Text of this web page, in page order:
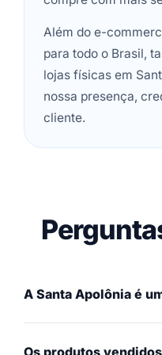
Além do e-
para todo o Brasil,
lojas físicas em
nossa presença,
cliente.
A Santa Apolônia é
Os produtos